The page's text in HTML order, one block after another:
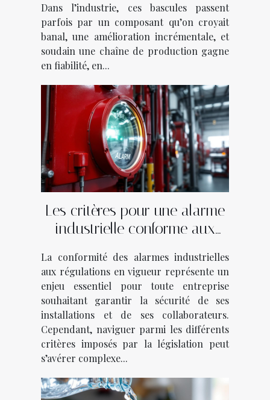
Dans l’industrie, ces bascules passent
parfois par un composant qu’on croyait
banal, une amélioration incrémentale, et
soudain une chaîne de production gagne
en fiabilité, en...
Les critères pour une alarme
industrielle conforme aux
La conformité des alarmes industrielles
aux régulations en vigueur représente un
enjeu essentiel pour toute entreprise
souhaitant garantir la sécurité de ses
installations et de ses collaborateurs.
Cependant, naviguer parmi les différents
critères imposés par la législation peut
s’avérer complexe...